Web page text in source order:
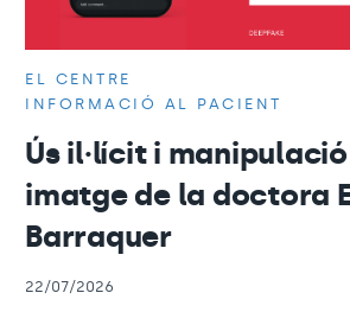
EL CENTRE
INFORMACIÓ AL PACIENT
Ús il·lícit i
imatge de la doctora
Barraquer
22/07/2026